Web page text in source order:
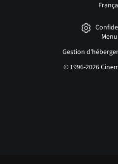
Menu
Gestion
© 1996-2026